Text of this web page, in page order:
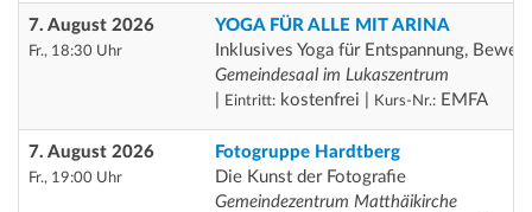
7. August 2026
Fr., 18:30 Uhr
YOGA FÜR ALLE MIT ARINA
Inklusives Yoga für Entspannung,
Gemeindesaal im Lukaszentrum
Eintritt: kostenfrei | Kurs-Nr.: EMFA
7. August 2026
Fr., 19:00 Uhr
Fotogruppe Hardtberg
Die Kunst der Fotografie
Gemeindezentrum Matthäikirche